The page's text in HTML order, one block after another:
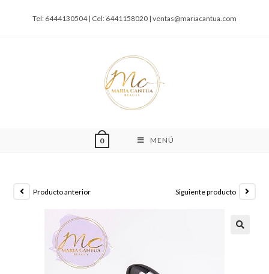
Tel: 6444130504 | Cel: 6441158020 | ventas@mariacantua.com
0 MENÚ
Producto anterior Siguiente producto